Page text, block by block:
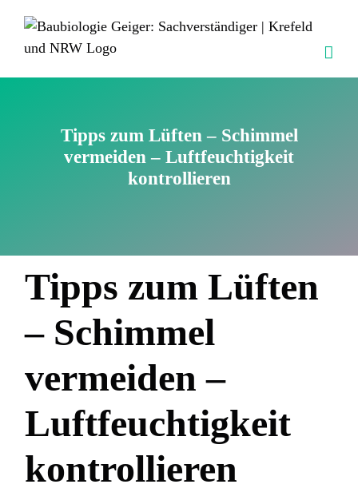
content
Tipps zum Lüften – Schimmel
vermeiden – Luftfeuchtigkeit
kontrollieren
Tipps zum Lüften
– Schimmel
vermeiden –
Luftfeuchtigkeit
kontrollieren